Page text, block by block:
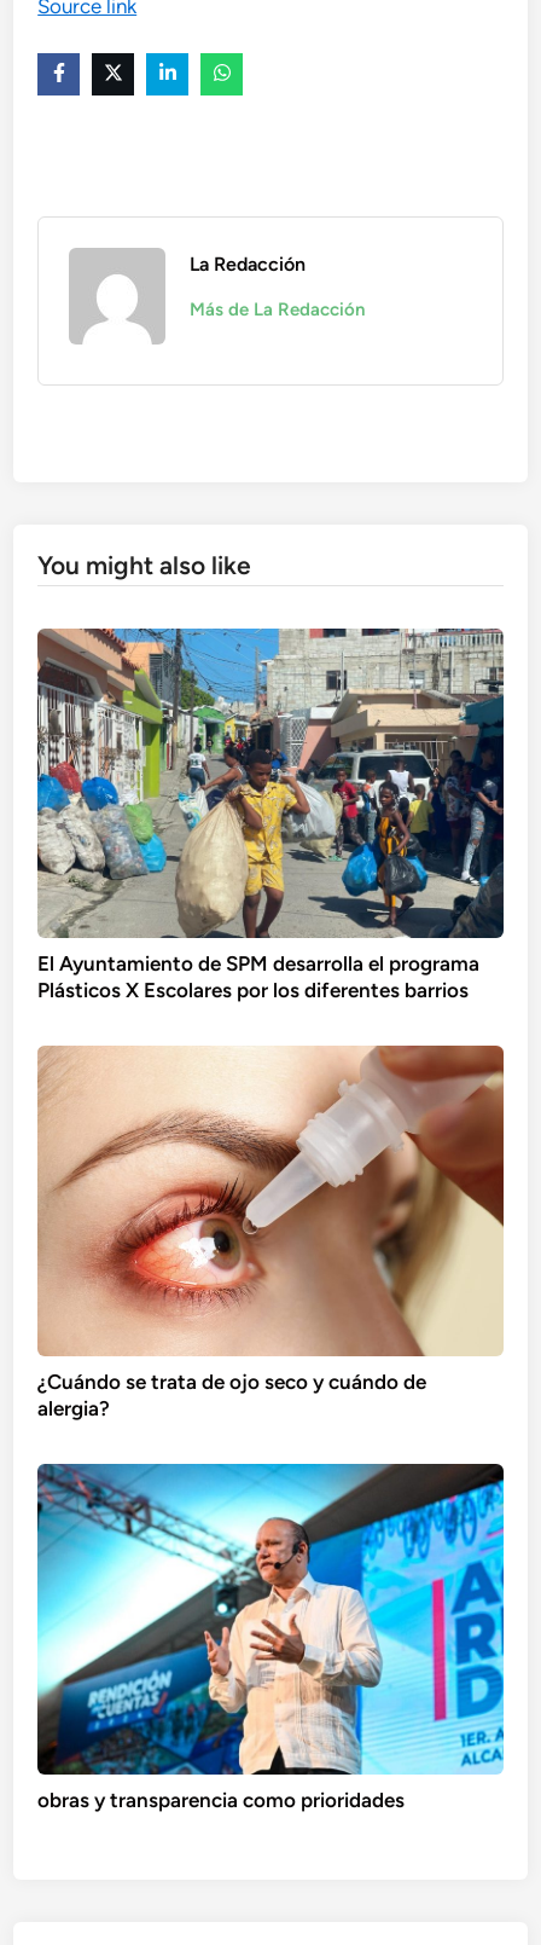
Source link
La Redacción
Más de La Redacción
You might also like
El Ayuntamiento de SPM desarrolla el programa
Plásticos X Escolares por los diferentes barrios
¿Cuándo se trata de ojo seco y cuándo de
alergia?
obras y transparencia como prioridades